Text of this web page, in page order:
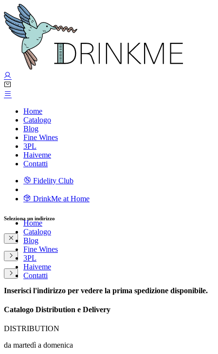
Home
Catalogo
Blog
Fine Wines
3PL
Haiveme
Contatti
Fidelity Club
DrinkMe at Home
Home
Catalogo
Blog
Fine Wines
3PL
Haiveme
Contatti
Seleziona un indirizzo
Inserisci l'indirizzo per vedere la prima spedizione disponibile.
Catalogo Distribution e Delivery
DISTRIBUTION
da martedì a domenica